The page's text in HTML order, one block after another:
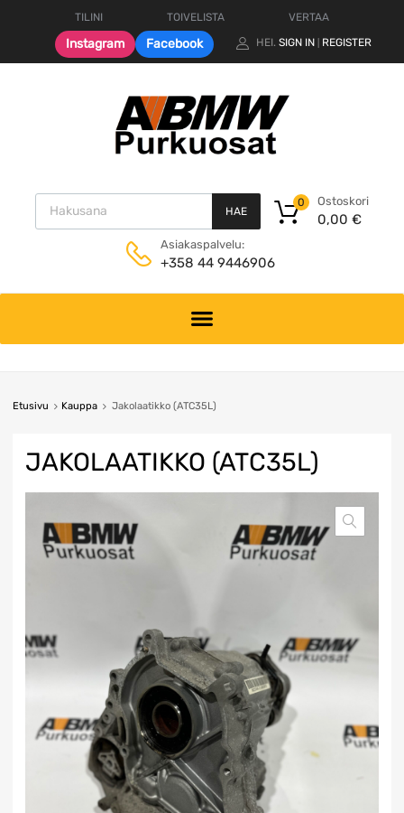
TILINI TOIVELISTA VERTAA
Instagram Facebook HEI. SIGN IN REGISTER
Products search
HAE
Ostoskori
0,00 €
0
Asiakaspalvelu:
+358 44 9446906
content
Etusivu Kauppa Jakolaatikko (ATC35L)
JAKOLAATIKKO (ATC35L)